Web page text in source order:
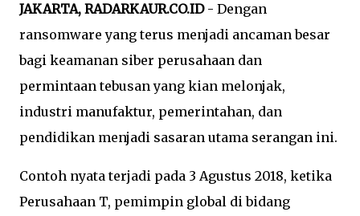
JAKARTA, RADARKAUR.CO.ID- Dengan
ransomware yang terus menjadi ancaman besar
bagi keamanan siber perusahaan dan
permintaan tebusan yang kian melonjak,
industri manufaktur, pemerintahan, dan
pendidikan menjadi sasaran utama serangan ini.
Contoh nyata terjadi pada 3 Agustus 2018, ketika
Perusahaan T, pemimpin global di bidang